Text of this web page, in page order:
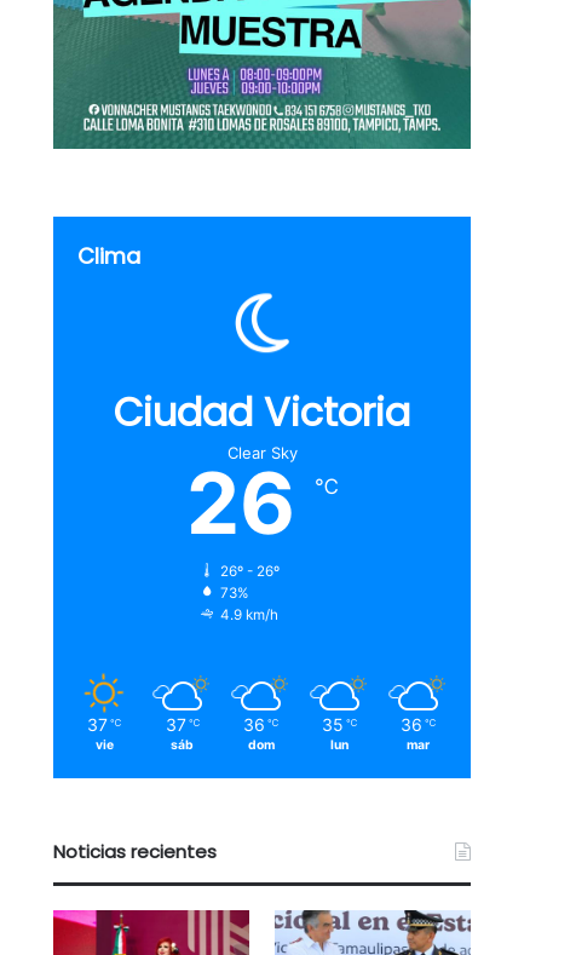
Clima
Ciudad Victoria
Clear Sky
26 ℃
26º - 26º
73%
4.9 km/h
37 ℃
vie
37 ℃
sáb
36 ℃
dom
35 ℃
lun
36 ℃
mar
Noticias recientes